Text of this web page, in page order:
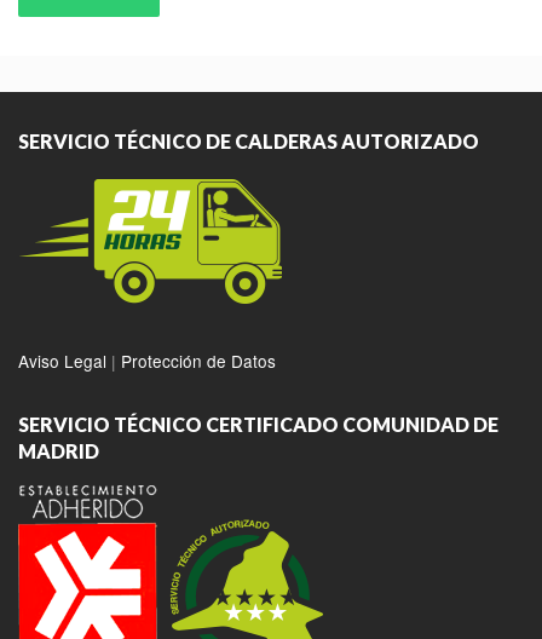
SERVICIO TÉCNICO DE CALDERAS AUTORIZADO
Aviso Legal | Protección de Datos
SERVICIO TÉCNICO CERTIFICADO COMUNIDAD DE
MADRID